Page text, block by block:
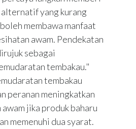
yang kurang
membawa manfaat
awam. Pendekatan
sebagai
tembakau."
tembakau
peranan meningkatkan
jika produk baharu
memenuhi dua syarat.